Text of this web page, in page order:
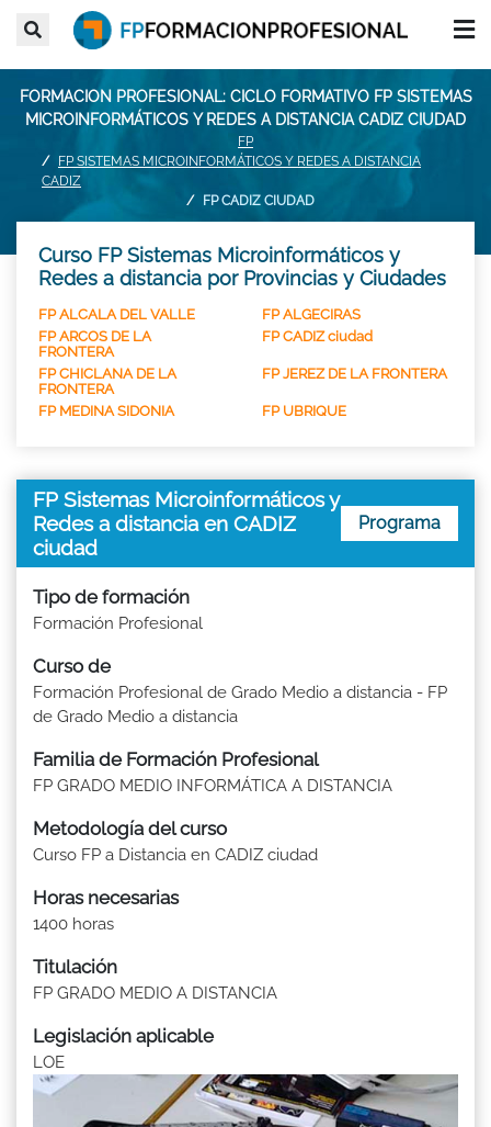
FORMACION PROFESIONAL: CICLO FORMATIVO FP SISTEMAS
MICROINFORMÁTICOS Y REDES A DISTANCIA CADIZ CIUDAD
FP
FP SISTEMAS MICROINFORMÁTICOS Y REDES A DISTANCIA
CADIZ
FP CADIZ CIUDAD
Curso FP Sistemas Microinformáticos y
Redes a distancia por Provincias y Ciudades
FP ALCALA DEL VALLE
FP ALGECIRAS
FP ARCOS DE LA
FRONTERA
FP CADIZ ciudad
FP CHICLANA DE LA
FRONTERA
FP JEREZ DE LA FRONTERA
FP MEDINA SIDONIA FP UBRIQUE
FP Sistemas Microinformáticos y
Redes a distancia en CADIZ
ciudad
Programa
Tipo de formación
Formación Profesional
Curso de
Formación Profesional de Grado Medio a distancia - FP
de Grado Medio a distancia
Familia de Formación Profesional
FP GRADO MEDIO INFORMÁTICA A DISTANCIA
Metodología del curso
Curso FP a Distancia en CADIZ ciudad
Horas necesarias
1400 horas
Titulación
FP GRADO MEDIO A DISTANCIA
Legislación aplicable
LOE